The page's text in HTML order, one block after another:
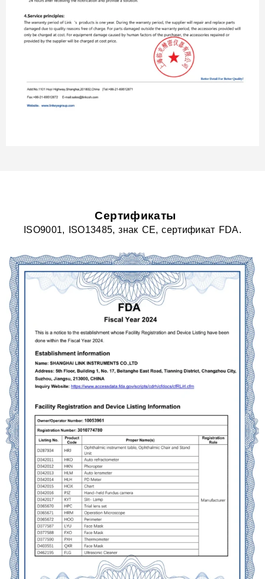
Сертификаты
ISO9001, ISO13485, знак CE, сертификат FDA.